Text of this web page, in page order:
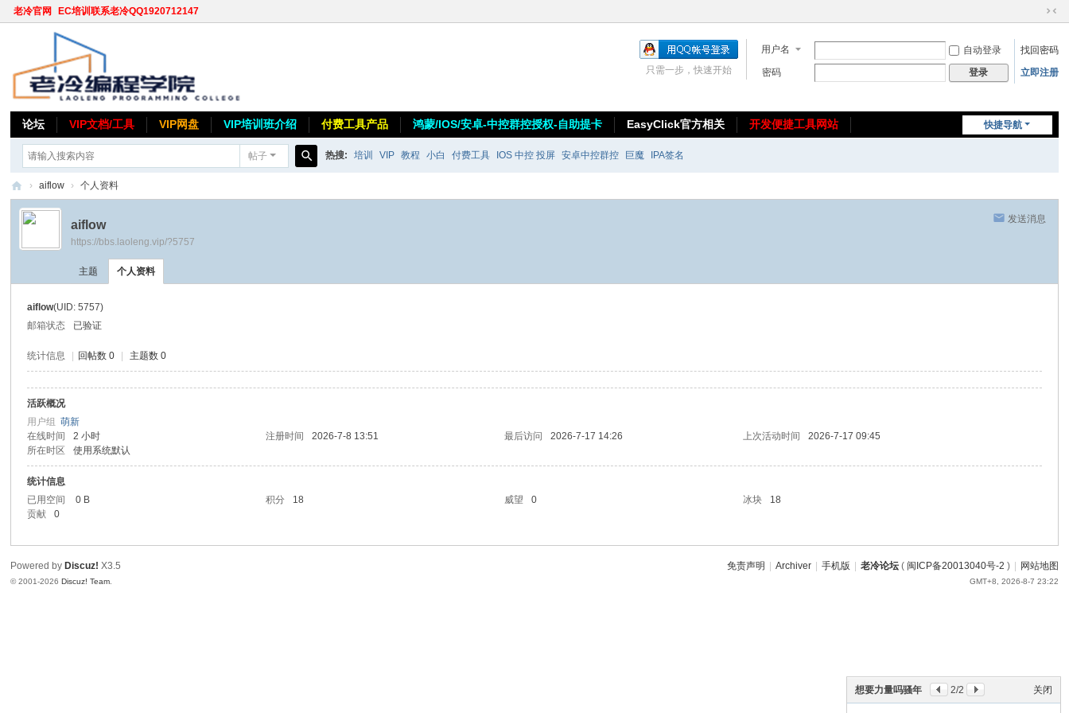
老冷官网 EC培训联系老冷QQ1920712147
切
到
窄
用户名 自动登录
找回密码
密码
登录 立即注册
只需一步，快速开始
快捷导航
论坛 VIP文档/工具 VIP网盘 VIP培训班介绍 付费工具产品 鸿蒙/IOS/安卓-中控群控授权-自助提卡 EasyClick官方相关
开发便捷工具网站
帖子
索
热搜: 培训 VIP 教程 小白 付费工具 IOS 中控 投屏 安卓中控群控 巨魔 IPA签名
老
› aiflow › 个人资料
发送消息
aiflow
https://bbs.laoleng.vip/?5757
主题 个人资料
aiflow(UID: 5757)
邮箱状态
已验证
统计信息 回帖数 0 主题数 0
活跃概况
用户组萌新
在线时间
2 小时 注册时间 2026-7-8 13:51 最后访问 2026-7-17 14:26 上次活动时间
2026-7-17 09:45
所在时区
使用系统默认
统计信息
已用空间
0 B 积分 18 威望 0 冰块
18
贡献
0
关闭
想要力量吗骚年 2/2
免责声明 Archiver 手机版 老冷论坛( 闽ICP备20013040号-2 ) 网站地图
GMT+8, 2026-8-7 23:22
Powered by Discuz! X3.5
© 2001-2026Discuz! Team